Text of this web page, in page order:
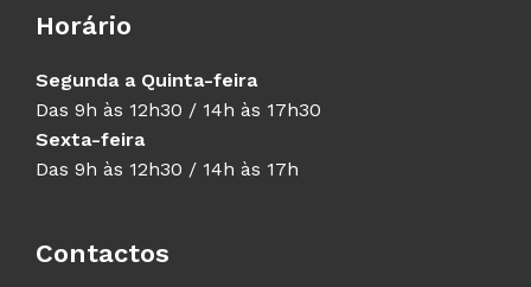
Horário
Segunda a Quinta-feira
Das 9h às 12h30 / 14h às 17h30
Sexta-feira
Das 9h às 12h30 / 14h às 17h
Contactos